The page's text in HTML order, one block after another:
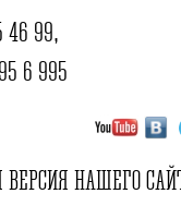
46 99,
6 995
ВЕРСИЯ НАШЕГО